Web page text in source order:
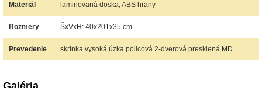
Materiál laminovaná doska, ABS hrany
Rozmery ŠxVxH: 40x201x35 cm
Prevedenie skrinka vysoká úzka policová 2-dverová presklená MD
Galéria